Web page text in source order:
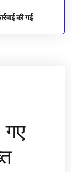
की गई
गए